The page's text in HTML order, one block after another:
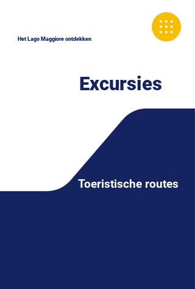
Het Lago Maggiore ontdekken
Excursies
Toeristische routes